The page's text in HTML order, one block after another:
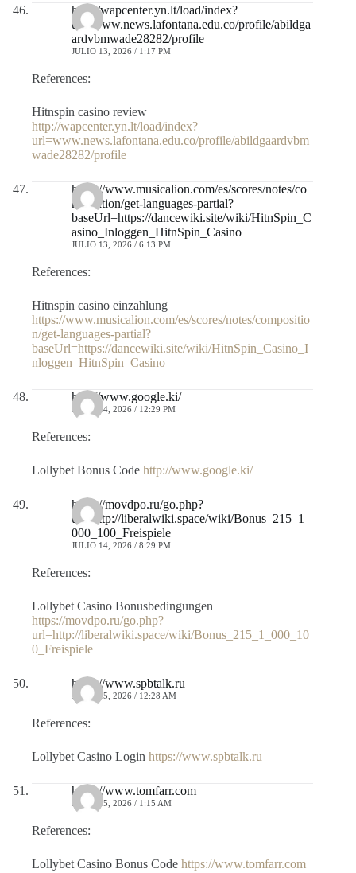
http://wapcenter.yn.lt/load/index?
url=www.news.lafontana.edu.co/profile/abildga
ardvbmwade28282/profile
JULIO 13, 2026 / 1:17 PM
References:
Hitnspin casino review
http://wapcenter.yn.lt/load/index?
url=www.news.lafontana.edu.co/profile/abildgaardvbm
wade28282/profile
https://www.musicalion.com/es/scores/notes/co
mposition/get-languages-partial?
baseUrl=https://dancewiki.site/wiki/HitnSpin_C
asino_Inloggen_HitnSpin_Casino
JULIO 13, 2026 / 6:13 PM
References:
Hitnspin casino einzahlung
https://www.musicalion.com/es/scores/notes/compositio
n/get-languages-partial?
baseUrl=https://dancewiki.site/wiki/HitnSpin_Casino_I
nloggen_HitnSpin_Casino
http://www.google.ki/
JULIO 14, 2026 / 12:29 PM
References:
Lollybet Bonus Code http://www.google.ki/
https://movdpo.ru/go.php?
url=http://liberalwiki.space/wiki/Bonus_215_1_
000_100_Freispiele
JULIO 14, 2026 / 8:29 PM
References:
Lollybet Casino Bonusbedingungen
https://movdpo.ru/go.php?
url=http://liberalwiki.space/wiki/Bonus_215_1_000_10
0_Freispiele
https://www.spbtalk.ru
JULIO 15, 2026 / 12:28 AM
References:
Lollybet Casino Login https://www.spbtalk.ru
https://www.tomfarr.com
JULIO 15, 2026 / 1:15 AM
References:
Lollybet Casino Bonus Code https://www.tomfarr.com